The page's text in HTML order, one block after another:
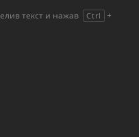
текст и нажав Ctrl +